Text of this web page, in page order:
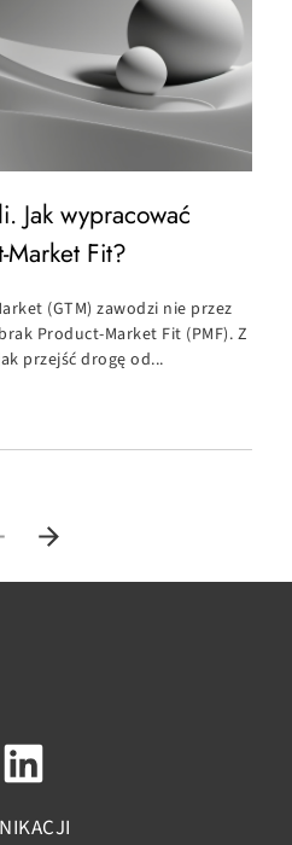
Jak wypracować
Market Fit?
(GTM) zawodzi nie przez
Product-Market Fit (PMF). Z
przejść drogę od...